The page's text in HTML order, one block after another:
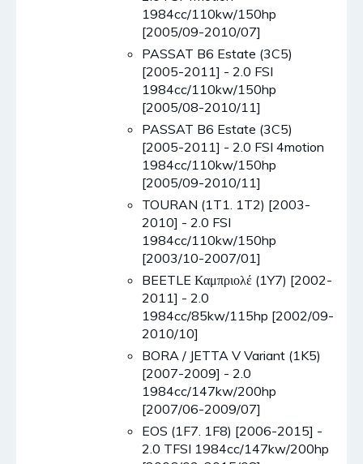
1984cc/110kw/150hp
[2005/09-2010/07]
PASSAT B6 Estate (3C5)
[2005-2011] - 2.0 FSI
1984cc/110kw/150hp
[2005/08-2010/11]
PASSAT B6 Estate (3C5)
[2005-2011] - 2.0 FSI 4motion
1984cc/110kw/150hp
[2005/09-2010/11]
TOURAN (1T1. 1T2) [2003-
2010] - 2.0 FSI
1984cc/110kw/150hp
[2003/10-2007/01]
BEETLE Καμπριολέ (1Y7) [2002-
2011] - 2.0
1984cc/85kw/115hp [2002/09-
2010/10]
BORA / JETTA V Variant (1K5)
[2007-2009] - 2.0
1984cc/147kw/200hp
[2007/06-2009/07]
EOS (1F7. 1F8) [2006-2015] -
2.0 TFSI 1984cc/147kw/200hp